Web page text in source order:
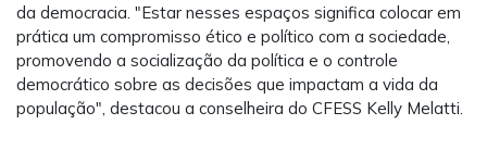
da democracia. "Estar nesses espaços significa colocar em
prática um compromisso ético e político com a sociedade,
promovendo a socialização da política e o controle
democrático sobre as decisões que impactam a vida da
população", destacou a conselheira do CFESS Kelly Melatti.